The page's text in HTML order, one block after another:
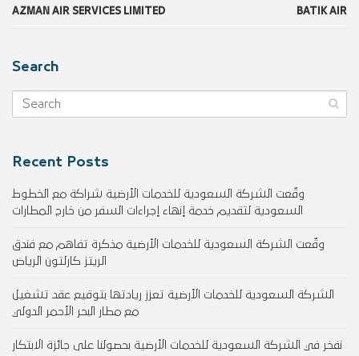
AZMAN AIR SERVICES LIMITED
BATIK AIR
Search
Recent Posts
وقّعت الشركة السعودية للخدمات الأرضية شراكة مع الخطوط
السعودية لتقديم خدمة إنهاء إجراءات السفر من خارج المطارات
وقّعت الشركة السعودية للخدمات الأرضية مذكرة تفاهم مع فندق
الريتز كارلتون الرياض
الشركة السعودية للخدمات الأرضية تعزز ريادتها بتوقيع عقد تشغيل
مع مطار البحر الأحمر الدولي
نفخر في الشركة السعودية للخدمات الأرضية بحصولنا على جائزة الابتكار